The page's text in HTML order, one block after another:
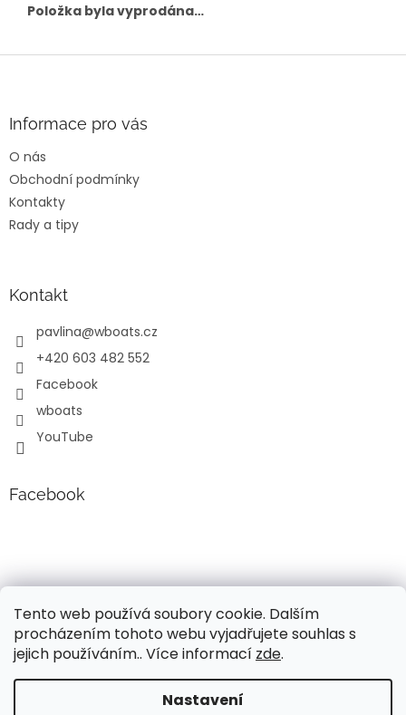
Tento web používá soubory cookie. Dalším
procházením tohoto webu vyjadřujete souhlas s
jejich používáním.. Více informací zde.
Nastavení
Položka byla vyprodána…
Informace pro vás
O nás
Obchodní podmínky
Kontakty
Rady a tipy
Kontakt
pavlina@wboats.cz
+420 603 482 552
Facebook
wboats
YouTube
Facebook
Vytvořil Shoptet